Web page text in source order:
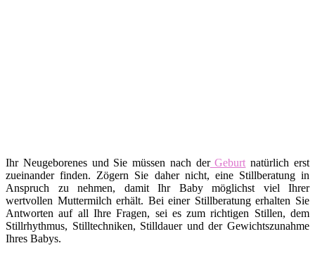
Ihr Neugeborenes und Sie müssen nach derGeburt natürlich erst
zueinander finden. Zögern Sie daher nicht, eine Stillberatung in
Anspruch zu nehmen, damit Ihr Baby möglichst viel Ihrer
wertvollen Muttermilch erhält. Bei einer Stillberatung erhalten Sie
Antworten auf all Ihre Fragen, sei es zum richtigen Stillen, dem
Stillrhythmus, Stilltechniken, Stilldauer und der Gewichtszunahme
Ihres Babys.